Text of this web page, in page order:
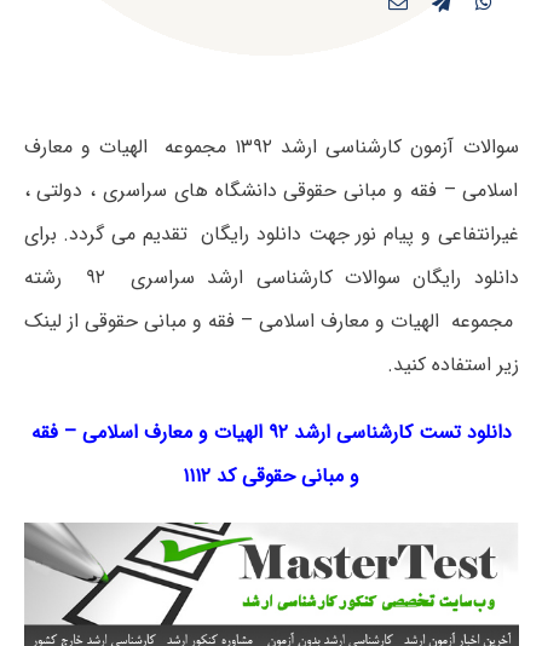
سوالات آزمون کارشناسی ارشد ۱۳۹۲ مجموعه الهیات و معارف
اسلامی – فقه و مبانی حقوقی دانشگاه های سراسری ، دولتی ،
غیرانتفاعی و پیام نور جهت دانلود رایگان تقدیم می گردد. برای
دانلود رایگان سوالات کارشناسی ارشد سراسری ۹۲ رشته
مجموعه الهیات و معارف اسلامی – فقه و مبانی حقوقی از لینک
زیر استفاده کنید.
دانلود تست کارشناسی ارشد ۹۲ الهیات و معارف اسلامی – فقه
و مبانی حقوقی کد ۱۱۱۲